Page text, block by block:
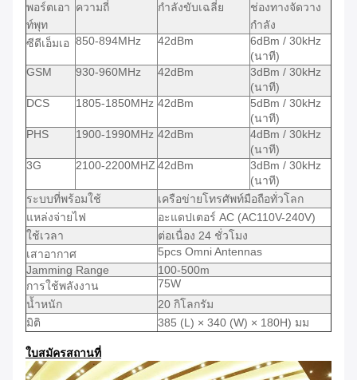
พอร์ตเอา
ท์พุท
ความถี่ กำลังขับเฉลี่ย
ช่องทางจัดวาง
กำลัง
ซีดีเอ็มเอ 850-894MHz 42dBm
6dBm / 30kHz
(นาที)
GSM
930-960MHz 42dBm
3dBm / 30kHz
(นาที)
DCS
1805-1850MHz 42dBm
5dBm / 30kHz
(นาที)
PHS
1900-1990MHz 42dBm
4dBm / 30kHz
(นาที)
3G
2100-2200MHZ 42dBm
3dBm / 30kHz
(นาที)
ระบบที่พร้อมใช้
เครือข่ายโทรศัพท์มือถือทั่วโลก
แหล่งจ่ายไฟ
อะแดปเตอร์ AC (AC110V-240V)
ใช้เวลา
ต่อเนื่อง 24 ชั่วโมง
เสาอากาศ
5pcs Omni Antennas
Jamming Range
100-500m
การใช้พลังงาน
75W
น้ำหนัก
20 กิโลกรัม
มิติ
385 (L) × 340 (W) × 180H) มม
ใบสมัครสถานที่